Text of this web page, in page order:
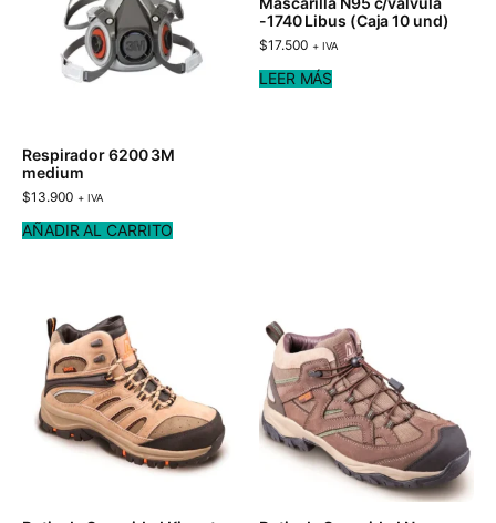
Respirador 6200 3M
medium
$13.900 + IVA
AÑADIR AL CARRITO
-1740 Libus (Caja 10 und)
$17.500 + IVA
LEER MÁS